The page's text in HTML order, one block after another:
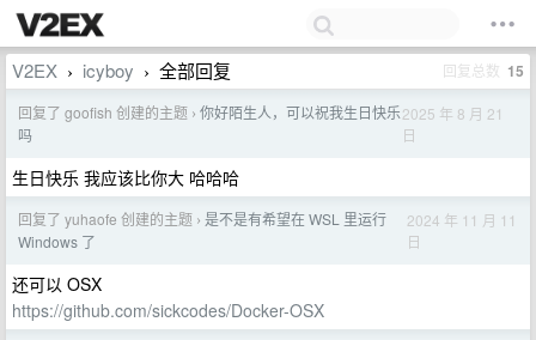
V2EX › icyboy › 全部回复 回复总数 15
回复了 goofish 创建的主题 › 你好陌生人，可以祝我生日快乐
吗
2025 年 8 月 21
日
生日快乐 我应该比你大 哈哈哈
回复了 yuhaofe 创建的主题 › 是不是有希望在 WSL 里运行
Windows 了
2024 年 11 月 11
日
还可以 OSX
https://github.com/sickcodes/Docker-OSX